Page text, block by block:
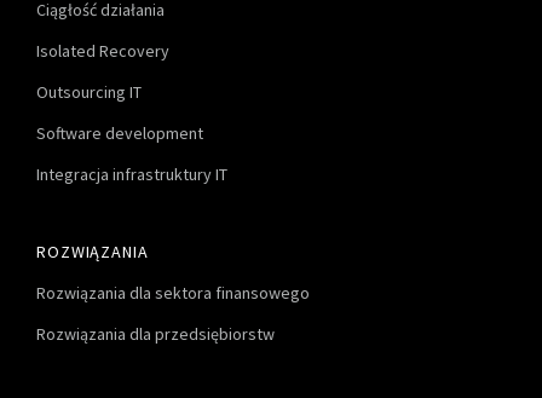
Ciągłość działania
Isolated Recovery
Outsourcing IT
Software development
Integracja infrastruktury IT
ROZWIĄZANIA
Rozwiązania dla sektora finansowego
Rozwiązania dla przedsiębiorstw